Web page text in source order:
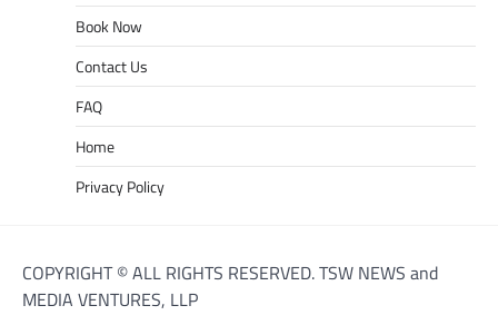
Book Now
Contact Us
FAQ
Home
Privacy Policy
COPYRIGHT © ALL RIGHTS RESERVED. TSW NEWS and
MEDIA VENTURES, LLP